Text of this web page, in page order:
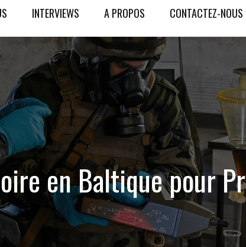
INTERVIEWS A PROPOS CONTACTEZ-NOUS
en Baltique pour